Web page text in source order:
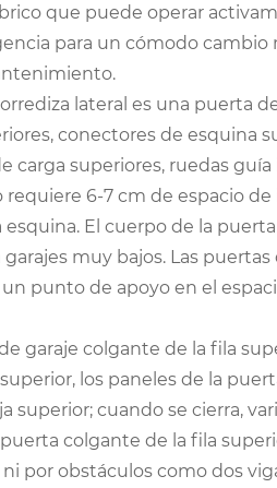
que puede operar
para un cómodo cambio
lateral es una puerta
conectores de esquina
superiores, ruedas guía
6-7 cm de espacio
El cuerpo de la
muy bajos. Las puertas
punto de apoyo en el
garaje colgante de la fila
los paneles de la
cuando se cierra,
colgante de la fila
por obstáculos como dos